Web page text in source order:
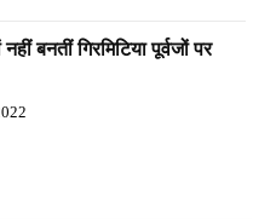
बनतीं गिरमिटिया पूर्वजों पर